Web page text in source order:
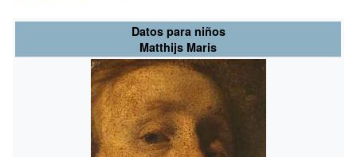
Datos para niños
Matthijs Maris